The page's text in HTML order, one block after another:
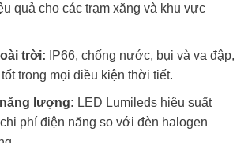
quả cho các trạm xăng và khu vực
trời: IP66, chống nước, bụi và va đập,
trong mọi điều kiện thời tiết.
lượng: LED Lumileds hiệu suất
phí điện năng so với đèn halogen